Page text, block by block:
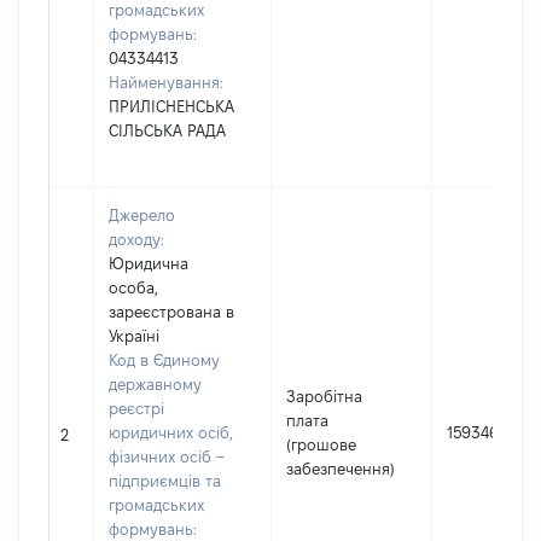
громадських
формувань:
04334413
Найменування:
ПРИЛІСНЕНСЬКА
СІЛЬСЬКА РАДА
2
Джерело
доходу:
Юридична
особа,
зареєстрована в
Україні
Код в Єдиному
державному
реєстрі
юридичних осіб,
фізичних осіб –
підприємців та
громадських
формувань:
Заробітна
плата
(грошове
забезпечення)
159346